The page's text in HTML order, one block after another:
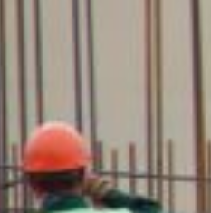
du handlar, desto mer
på din årliga inköpsvolym: